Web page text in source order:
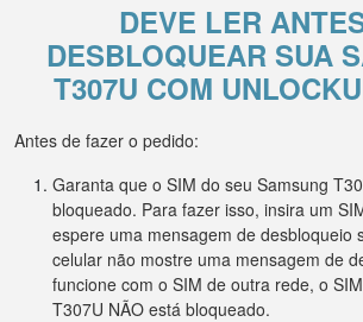
DEVE LER
DESBLOQUEAR SUA
T307U COM
Antes de fazer o pedido:
Garanta que o SIM do seu Samsung
bloqueado. Para fazer isso, insira um
espere uma mensagem de desbloqueio
celular não mostre uma mensagem de
funcione com o SIM de outra rede, o
T307U NÃO está bloqueado.